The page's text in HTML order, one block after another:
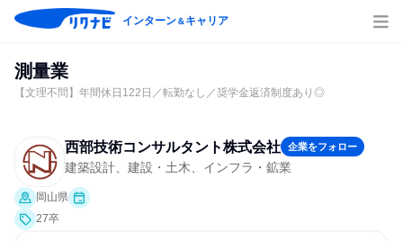
インターン＆キャリア
測量業
【文理不問】年間休日122日／転勤なし／奨学金返済制度あり◎
西部技術コンサルタント株式会社 企業をフォロー
建築設計、建設・土木、インフラ・鉱業
岡山県
27卒